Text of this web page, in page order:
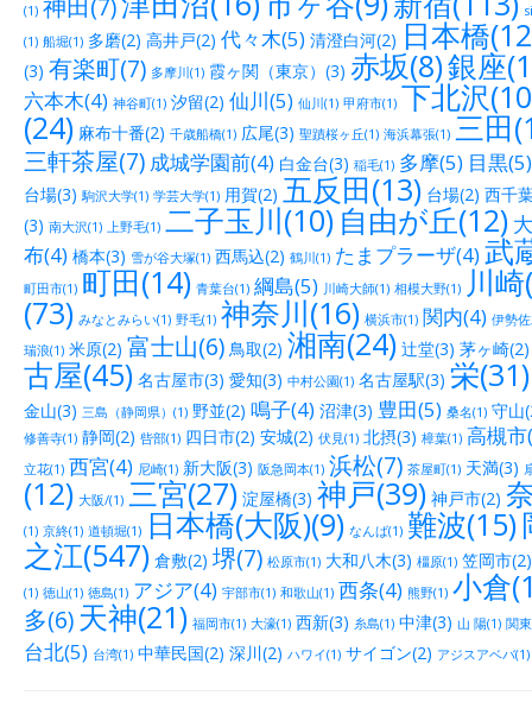
(1) 神田(7)
(1) 船堀(1) 多磨(2) 高井戸(2) 代々木(5) 清澄白河(2) 日本橋
(3) 有楽町(7) 多摩川(1) 霞ヶ関（東京）(3) 赤坂(8)銀座
六本木(4) 神谷町(1) 汐留(2) 仙川(5) 仙川(1) 甲府市(1) 下北沢
(24) 麻布十番(2) 千歳船橋(1) 広尾(3) 聖蹟桜ヶ丘(1) 海浜幕張(1) 三田
三軒茶屋(7) 成城学園前(4) 白金台(3) 稲毛(1) 多摩(5) 目黒(5)
台場(3) 駒沢大学(1) 学芸大学(1) 用賀(2) 五反田(13) 台場(2) 西千
(3) 南大沢(1) 上野毛(1) 二子玉川(10) 自由が丘(12)
布(4) 橋本(3) 雪が谷大塚(1) 西馬込(2) 鶴川(1) たまプラーザ(4)武
町田市(1) 町田(14) 青葉台(1) 綱島(5) 川崎大師(1) 相模大野(1) 川
(73) みなとみらい(1) 野毛(1) 神奈川(16) 横浜市(1) 関内(4) 伊勢
瑞浪(1) 米原(2) 富士山(6) 鳥取(2) 湘南(24) 辻堂(3) 茅ヶ崎(2)
古屋(45) 名古屋市(3) 愛知(3) 中村公園(1) 名古屋駅(3) 栄(31)
金山(3) 三島（静岡県）(1) 野並(2) 鳴子(4) 沼津(3) 豊田(5) 桑名(1) 守山
修善寺(1) 静岡(2) 呰部(1) 四日市(2) 安城(2) 伏見(1) 北摂(3) 樟葉(1) 高槻市
立花(1) 西宮(4) 尼崎(1) 新大阪(3) 阪急岡本(1) 浜松(7) 茶屋町(1) 天満(3)
(12) 大阪/(1) 三宮(27) 淀屋橋(3) 神戸(39) 神戸市(2)
(1) 京終(1) 道頓堀(1) 日本橋(大阪)(9) なんば(1) 難波(15)
之江(547) 倉敷(2) 堺(7) 松原市(1) 大和八木(3) 橿原(1) 笠岡市(2)
(1) 徳山(1) 徳島(1) アジア(4) 宇部市(1) 和歌山(1) 西条(4) 熊野(1) 小倉
多(6) 天神(21) 福岡市(1) 大濠(1) 西新(3) 糸島(1) 中津(3) 山 陽(1) 関
台北(5) 台湾(1) 中華民国(2) 深川(2) ハワイ(1) サイゴン(2) アジスアベバ(1)